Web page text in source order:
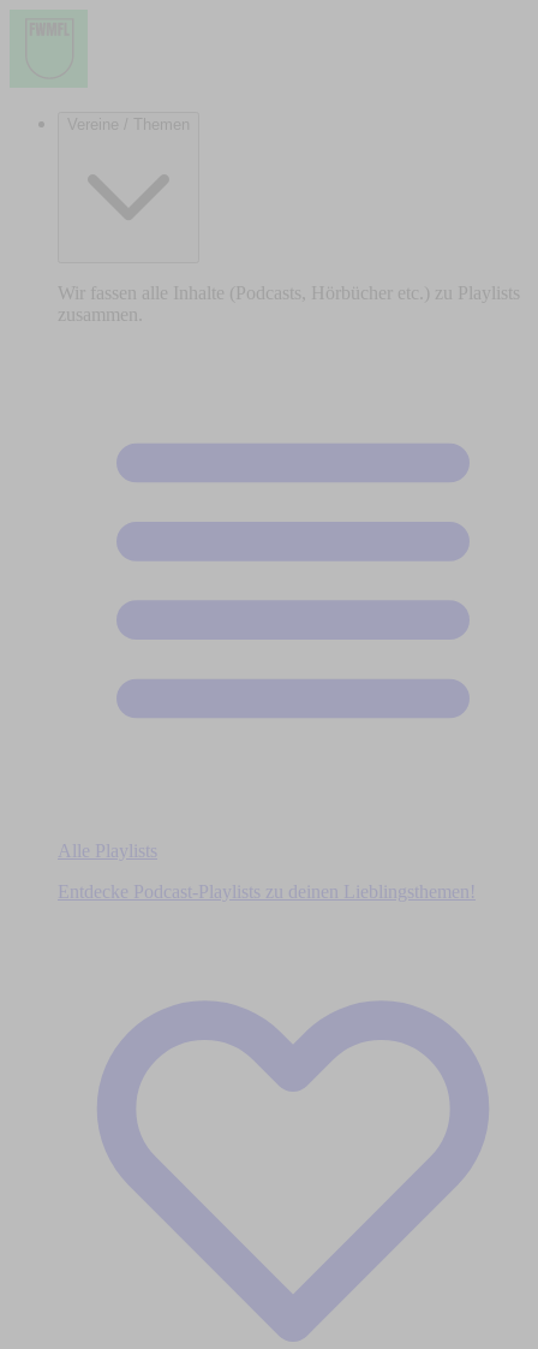
Vereine / Themen
Wir fassen alle Inhalte (Podcasts, Hörbücher etc.) zu Playlists
zusammen.
Alle Playlists
Entdecke Podcast-Playlists zu deinen Lieblingsthemen!